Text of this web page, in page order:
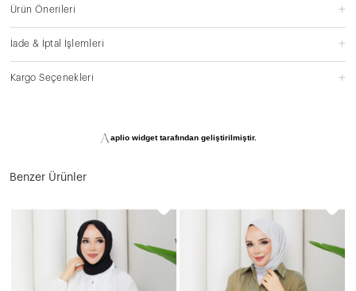
Ürün Önerileri
İade & İptal İşlemleri
Benzer Ürünler